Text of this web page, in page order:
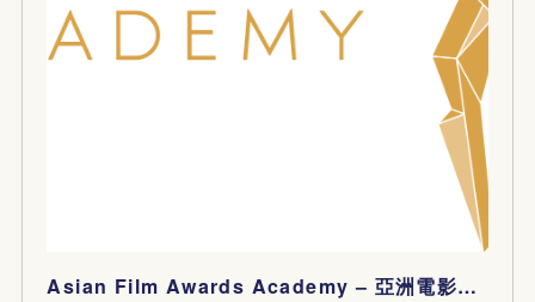
Asian Film Awards Academy – 亞洲電影大獎學院